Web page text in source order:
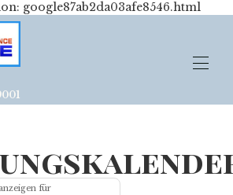
google87ab2da03afe8546.html
-
Übersicht
Fotogalerie ▾
für